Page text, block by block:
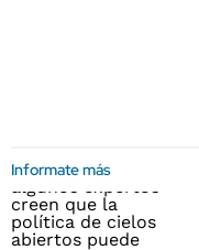
Informate más